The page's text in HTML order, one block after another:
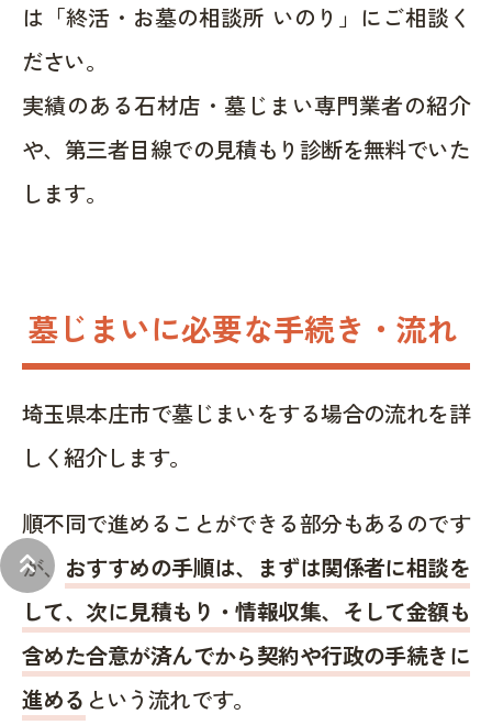
keyboard_double_arrow_up
は「終活・お墓の相談所 いのり」にご相談く
ださい。
実績のある石材店・墓じまい専門業者の紹介
や、第三者目線での見積もり診断を無料でいた
します。
墓じまいに必要な手続き・流れ
埼玉県本庄市で墓じまいをする場合の流れを詳
しく紹介します。
順不同で進めることができる部分もあるのです
が、 おすすめの手順は、まずは関係者に相談を
して、次に見積もり・情報収集、そして金額も
含めた合意が済んでから契約や行政の手続きに
進める という流れです。